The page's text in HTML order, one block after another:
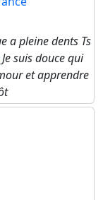
a pleine dents Ts
suis douce qui
et apprendre